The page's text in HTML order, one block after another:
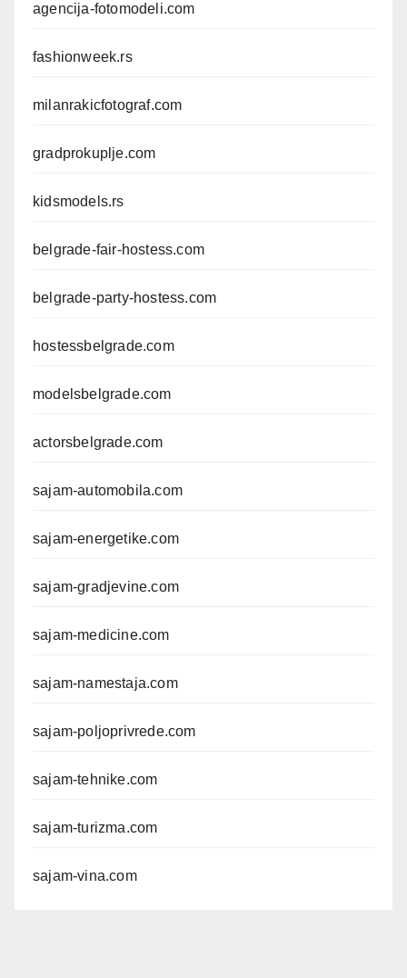
agencija-fotomodeli.com
fashionweek.rs
milanrakicfotograf.com
gradprokuplje.com
kidsmodels.rs
belgrade-fair-hostess.com
belgrade-party-hostess.com
hostessbelgrade.com
modelsbelgrade.com
actorsbelgrade.com
sajam-automobila.com
sajam-energetike.com
sajam-gradjevine.com
sajam-medicine.com
sajam-namestaja.com
sajam-poljoprivrede.com
sajam-tehnike.com
sajam-turizma.com
sajam-vina.com